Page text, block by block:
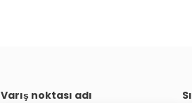
Varış noktası adı